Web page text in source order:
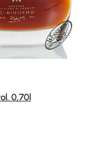
5 Sternen
0,70l